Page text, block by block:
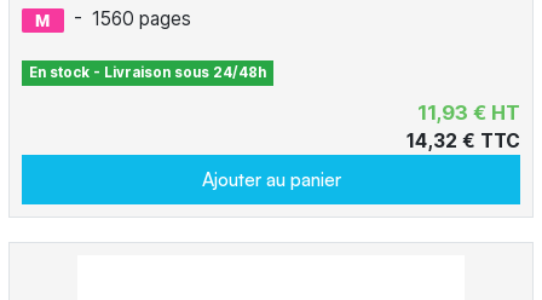
- 1560 pages
En stock - Livraison sous 24/48h
11,93 € HT
14,32 € TTC
Ajouter au panier